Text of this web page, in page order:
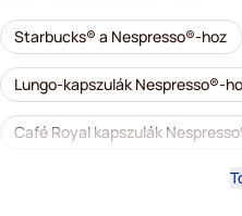
Starbucks® a Nespresso®-hoz
Lungo-kapszulák Nespresso®-
Café Royal kapszulák
Kiegészítő termékek és